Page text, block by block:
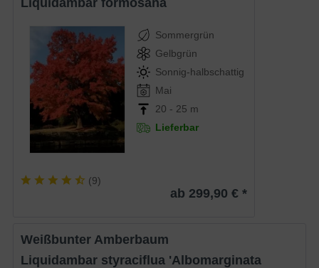
Sommergrün
Gelbgrün
Sonnig-halbschattig
Mai
20 - 25 m
Lieferbar
(9)
ab 299,90 € *
Weißbunter Amberbaum
Liquidambar styraciflua 'Albomarginata